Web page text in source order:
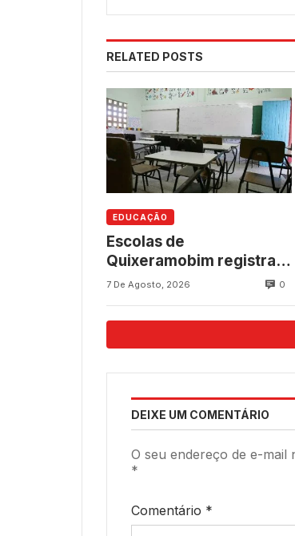
RELATED POSTS
EDUCAÇÃO
Escolas de
Quixeramobim registram
avanços no Ideb 2025
Fundamental
7 De Agosto, 2026 0
DEIXE UM COMENTÁRIO
O seu endereço de e-mail
*
Comentário *